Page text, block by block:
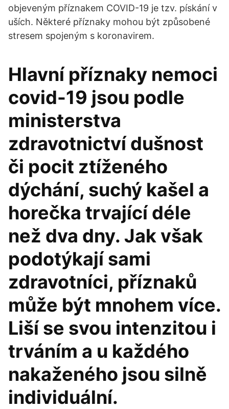
objeveným příznakem COVID-19 je tzv. pískání v
uších. Některé příznaky mohou být způsobené
stresem spojeným s koronavirem.
Hlavní příznaky nemoci
covid-19 jsou podle
ministerstva
zdravotnictví dušnost
či pocit ztíženého
dýchání, suchý kašel a
horečka trvající déle
než dva dny. Jak však
podotýkají sami
zdravotníci, příznaků
může být mnohem více.
Liší se svou intenzitou i
trváním a u každého
nakaženého jsou silně
individuální.